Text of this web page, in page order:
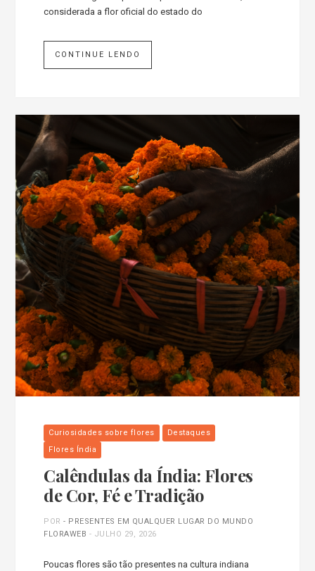
considerada a flor oficial do estado do
CONTINUE LENDO
Curiosidades sobre flores
Destaques
Flores Índia
Calêndulas da Índia: Flores
de Cor, Fé e Tradição
POR- PRESENTES EM QUALQUER LUGAR DO MUNDO
FLORAWEB - JULHO 29, 2026
Poucas flores são tão presentes na cultura indiana